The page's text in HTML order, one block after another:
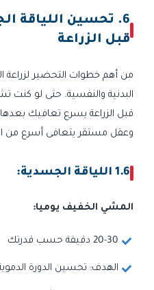
6. تحسين اللياقة
قبل الزراعة
من أهم خطوات التحضير لزراعة
البدنية والنفسية. حتى لو
قبل الزراعة يسرع تعافيك
وعقل مستقر يتعافى أسرع من
1.6 اللياقة الجسدية:
المشي الخفيف يوميا:
20-30 دقيقة حسب قدرتك
الهدف: تحسين الدورة